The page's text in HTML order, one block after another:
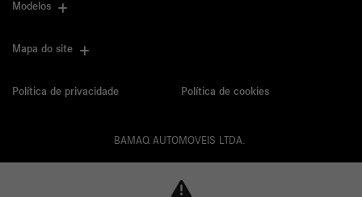
Modelos
Mapa do site
Política de privacidade Política de cookies
BAMAQ AUTOMOVEIS LTDA.